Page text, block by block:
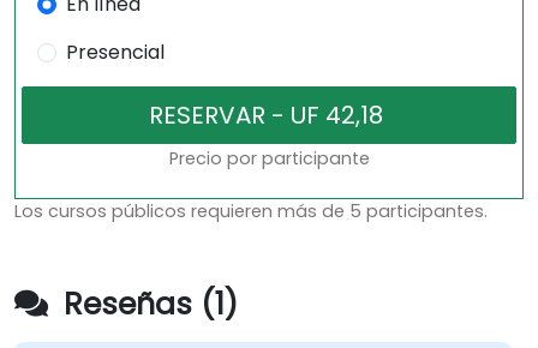
Presencial
Precio por participante
Los cursos públicos requieren más de 5 participantes.
Reseñas (1)